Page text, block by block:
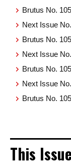
Brutus No.
Next Issue
Brutus No.
Next Issue
Brutus No.
Next Issue
Brutus No.
This Issue